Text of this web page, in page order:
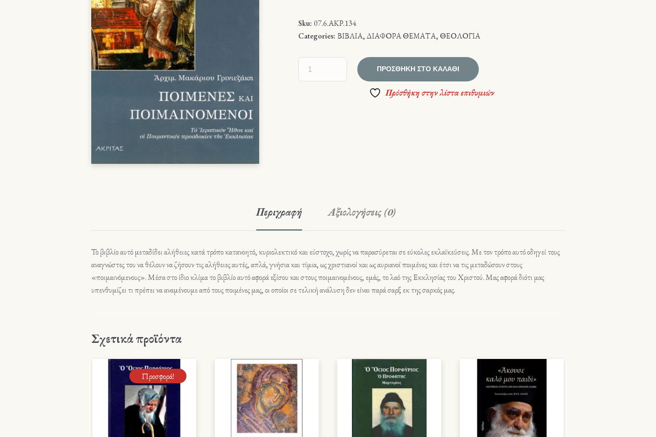
Sku:07.6.ΑΚΡ.134
Categories:ΒΙΒΛΙΑ,ΔΙΑΦΟΡΑ ΘΕΜΑΤΑ, ΘΕΟΛΟΓΙΑ
ΠΡΟΣΘΉΚΗ ΣΤΟ ΚΑΛΆΘΙ
Πρόσθήκη στην λίστα επιθυμιών
Περιγραφή Αξιολογήσεις (0)
Το βιβλίο αυτό μεταδίδει αλήθειες κατά τρόπο κατανοητό, κυριολεκτικό και εύστοχο, χωρίς να παρασύρεται σε εύκολες εκλαϊκεύσεις. Με τον τρόπο αυτό οδηγεί τους
αναγνώστες του να θέλουν να ζήσουν τις αλήθειες αυτές, απλά, γνήσια και τίμια, ως χριστιανοί και ως αυριανοί ποιμένες και έτσι να τις μεταδώσουν στους
«ποιμαινόμενους». Μέσα στο ίδιο κλίμα το βιβλίο αυτό αφορά εξίσου και στους ποιμαινομένους, εμάς, το λαό της Εκκλησίας του Χριστού. Μας αφορά διότι μας
υπενθυμίζει τι πρέπει να αναμένουμε από τους ποιμένες μας, οι οποίοι σε τελική ανάλυση δεν είναι παρά σαρξ εκ της σαρκός μας.
Σχετικά προϊόντα
Προσφορά!